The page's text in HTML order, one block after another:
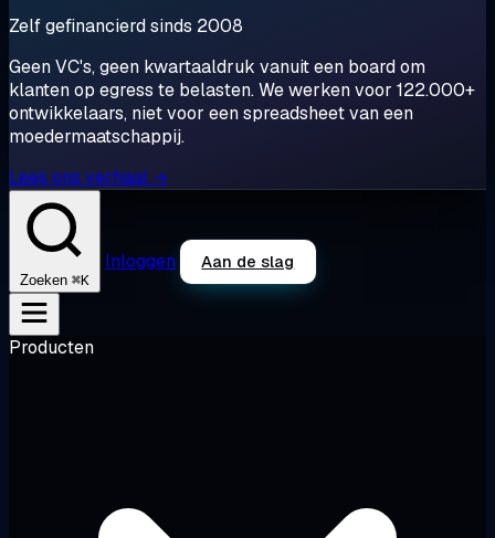
Zelf gefinancierd sinds 2008
Geen VC's, geen kwartaaldruk vanuit een board om
klanten op egress te belasten. We werken voor 122.000+
ontwikkelaars, niet voor een spreadsheet van een
moedermaatschappij.
Lees ons verhaal →
Zoeken ⌘K
Inloggen Aan de slag
Producten